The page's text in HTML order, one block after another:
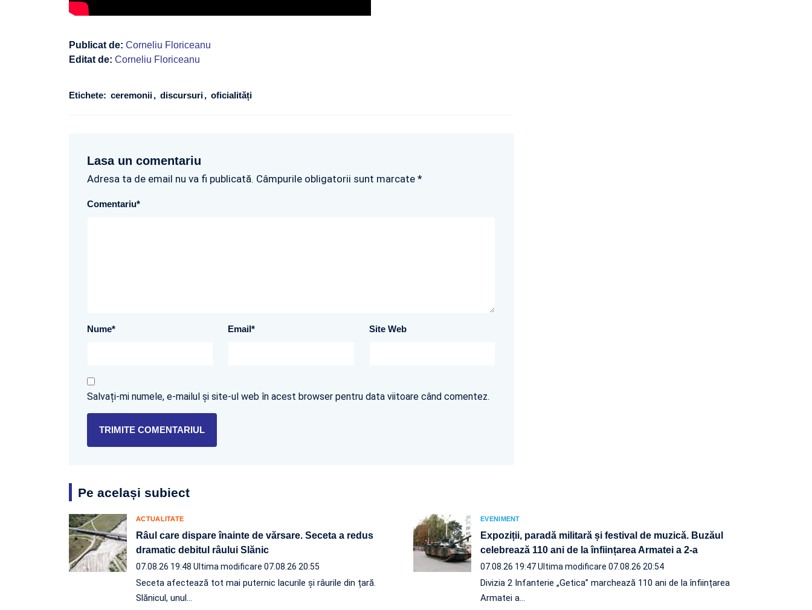
Publicat de: Corneliu Floriceanu
Editat de: Corneliu Floriceanu
Etichete: ceremonii discursuri oficialități
Lasa un comentariu
Adresa ta de email nu va fi publicată. Câmpurile obligatorii sunt marcate *
Comentariu*
Nume* Email* Site Web
Salvați-mi numele, e-mailul și site-ul web în acest browser pentru data viitoare când comentez.
Pe același subiect
ACTUALITATE
Râul care dispare înainte de vărsare. Seceta a redus
dramatic debitul râului Slănic
07.08.26 19:48 Ultima modificare 07.08.26 20:55
Seceta afectează tot mai puternic lacurile și râurile din țară.
Slănicul, unul…
EVENIMENT
Expoziții, paradă militară și festival de muzică. Buzăul
celebrează 110 ani de la înființarea Armatei a 2-a
07.08.26 19:47Ultima modificare 07.08.26 20:54
Divizia 2 Infanterie „Getica” marchează 110 ani de la înființarea
Armatei a…